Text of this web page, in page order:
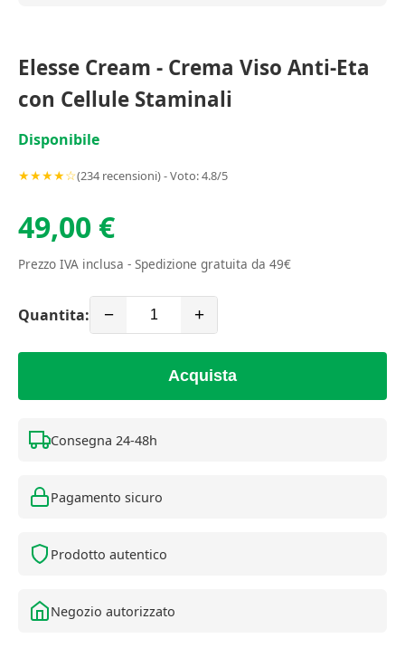
Elesse Cream - Crema Viso Anti-Eta
con Cellule Staminali
Disponibile
★★★★☆(234 recensioni) - Voto: 4.8/5
49,00 €
Prezzo IVA inclusa - Spedizione gratuita da 49€
Quantita: − +
Acquista
Consegna 24-48h
Pagamento sicuro
Prodotto autentico
Negozio autorizzato